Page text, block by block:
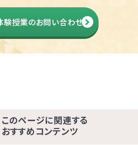
LITALICOキャリア
ト
LITALICO発達特性検査
験授業のお問い合わせ
このページに関連する
おすすめコンテンツ